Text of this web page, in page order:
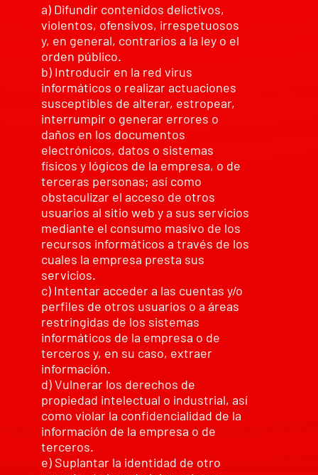
a) Difundir contenidos delictivos,
violentos, ofensivos, irrespetuosos
y, en general, contrarios a la ley o el
orden público.
b) Introducir en la red virus
informáticos o realizar actuaciones
susceptibles de alterar, estropear,
interrumpir o generar errores o
daños en los documentos
electrónicos, datos o sistemas
físicos y lógicos de la empresa, o de
terceras personas; así como
obstaculizar el acceso de otros
usuarios al sitio web y a sus servicios
mediante el consumo masivo de los
recursos informáticos a través de los
cuales la empresa presta sus
servicios.
c) Intentar acceder a las cuentas y/o
perfiles de otros usuarios o a áreas
restringidas de los sistemas
informáticos de la empresa o de
terceros y, en su caso, extraer
información.
d) Vulnerar los derechos de
propiedad intelectual o industrial, así
como violar la confidencialidad de la
información de la empresa o de
terceros.
e) Suplantar la identidad de otro